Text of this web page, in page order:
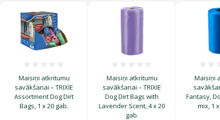
Maisiņi atkritumu
savākšanai – TRIXIE
Assortment Dog Dirt
Bags, 1 x 20 gab.
Maisiņi atkritumu
savākšanai – TRIXIE
Dog Dirt Bags with
Lavender Scent, 4 x 20
gab.
Maisiņi
Fantasy,
mix, 1